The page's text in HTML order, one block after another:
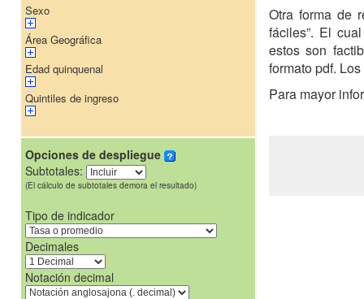
Sexo
Área Geográfica
Edad quinquenal
Quintiles de ingreso
Opciones de despliegue
Subtotales:
(El cálculo de subtotales demora el resultado)
Tipo de indicador
Decimales
Notación decimal
Otra forma de
fáciles”. El
estos son
formato pdf.
Para mayor